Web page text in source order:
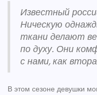
Известный
Ническую
ткани делают
по духу. Они
с нами, как
В этом сезоне девушки